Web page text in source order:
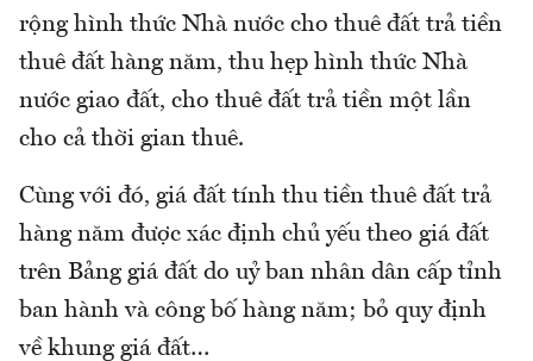
rộng hình thức Nhà nước cho thuê đất trả tiền
thuê đất hàng năm, thu hẹp hình thức Nhà
nước giao đất, cho thuê đất trả tiền một lần
cho cả thời gian thuê.
Cùng với đó, giá đất tính thu tiền thuê đất trả
hàng năm được xác định chủ yếu theo giá đất
trên Bảng giá đất do uỷ ban nhân dân cấp tỉnh
ban hành và công bố hàng năm; bỏ quy định
về khung giá đất…